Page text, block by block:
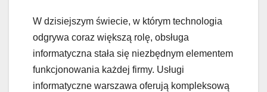
W dzisiejszym świecie, w którym technologia
odgrywa coraz większą rolę, obsługa
informatyczna stała się niezbędnym elementem
funkcjonowania każdej firmy. Usługi
informatyczne warszawa oferują kompleksową